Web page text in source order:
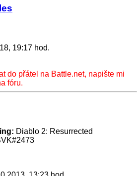
19:17 hod.
do přátel na Battle.net, napište mi
fóru.
Diablo 2: Resurrected